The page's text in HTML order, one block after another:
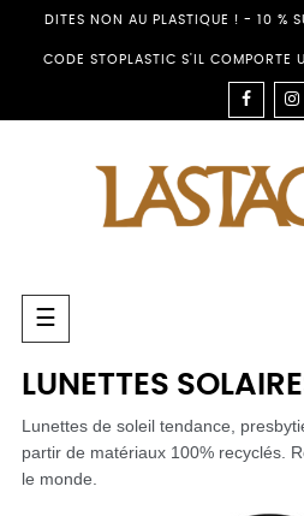
DITES NON AU PLASTIQUE ! - 10 %
CODE STOPLASTIC S'IL COMPORTE
Basculer
la
☰
LUNETTES
Lunettes de soleil tendance,
partir de matériaux 100% recyclés.
le monde.